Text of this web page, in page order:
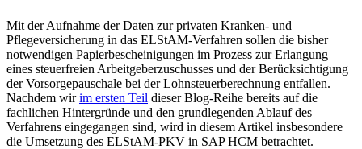
Mit der Aufnahme der Daten zur privaten Kranken- und
Pflegeversicherung in das ELStAM-Verfahren sollen die bisher
notwendigen Papierbescheinigungen im Prozess zur Erlangung
eines steuerfreien Arbeitgeberzuschusses und der Berücksichtigung
der Vorsorgepauschale bei der Lohnsteuerberechnung entfallen.
Nachdem wirim ersten Teil dieser Blog-Reihe bereits auf die
fachlichen Hintergründe und den grundlegenden Ablauf des
Verfahrens eingegangen sind, wird in diesem Artikel insbesondere
die Umsetzung des ELStAM-PKV in SAP HCM betrachtet.